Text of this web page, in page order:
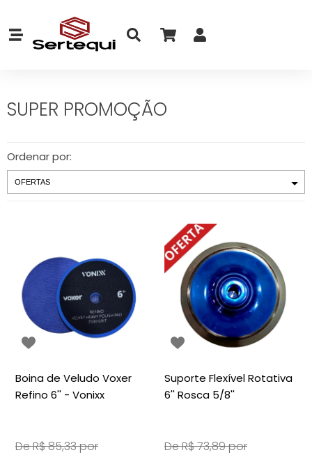
SUPER PROMOÇÃO
Ordenar por:
Boina de Veludo Voxer
Refino 6'' - Vonixx
DeR$ 85,33por
Suporte Flexível Rotativa
6'' Rosca 5/8''
DeR$ 73,89por